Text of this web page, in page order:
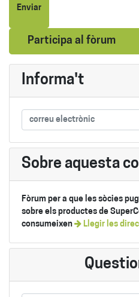
Enviar
Participa al fòrum
Informa't
Sobre aquesta
Fòrum per a que les sòcies
sobre els productes de
consumeixen
Llegir les